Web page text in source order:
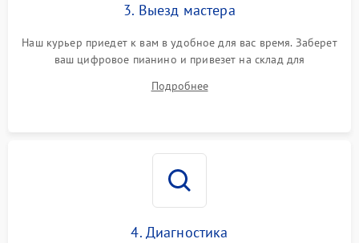
3. Выезд мастера
Наш курьер приедет к вам в удобное для вас время. Заберет
ваш цифровое пианино и привезет на склад для
Подробнее
4. Диагностика